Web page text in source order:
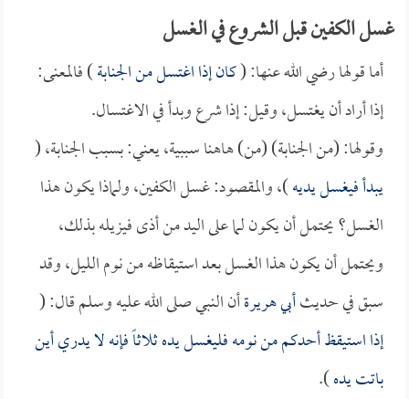
غسل الكفين قبل الشروع في الغسل
أما قولها رضي الله عنها: (كان إذا اغتسل من الجنابة) فالمعنى:
إذا أراد أن يغتسل، وقيل: إذا شرع وبدأ في الاغتسال.
وقولها: (من الجنابة) (من) هاهنا سببية، يعني: بسبب الجنابة، (
يبدأ فيغسل يديه)، والمقصود: غسل الكفين، ولماذا يكون هذا
الغسل؟ يحتمل أن يكون لما على اليد من أذى فيزيله بذلك،
ويحتمل أن يكون هذا الغسل بعد استيقاظه من نوم الليل، وقد
سبق في حديثأبي هريرةأن النبي صلى الله عليه وسلم قال: (
إذا استيقظ أحدكم من نومه فليغسل يده ثلاثاً فإنه لا يدري أين
باتت يده).